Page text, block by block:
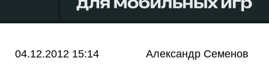
04.12.2012 15:14 Александр Семенов